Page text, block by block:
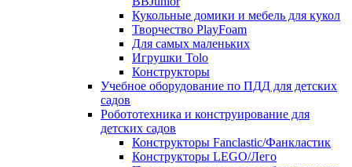
Кукольные домики и мебель для кукол
Творчество PlayFoam
Для самых маленьких
Игрушки Tolo
Конструкторы
Учебное оборудование по ПДД для детских
садов
Робототехника и конструирование для
детских садов
Конструкторы Fanclastic/Фанкластик
Конструкторы LEGO/Лего